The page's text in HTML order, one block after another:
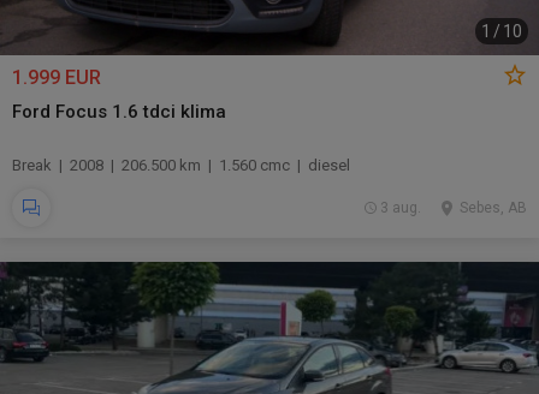
1 / 10
1.999 EUR
Ford Focus 1.6 tdci klima
Break | 2008 | 206.500 km | 1.560 cmc | diesel
Sebes, AB
3 aug.